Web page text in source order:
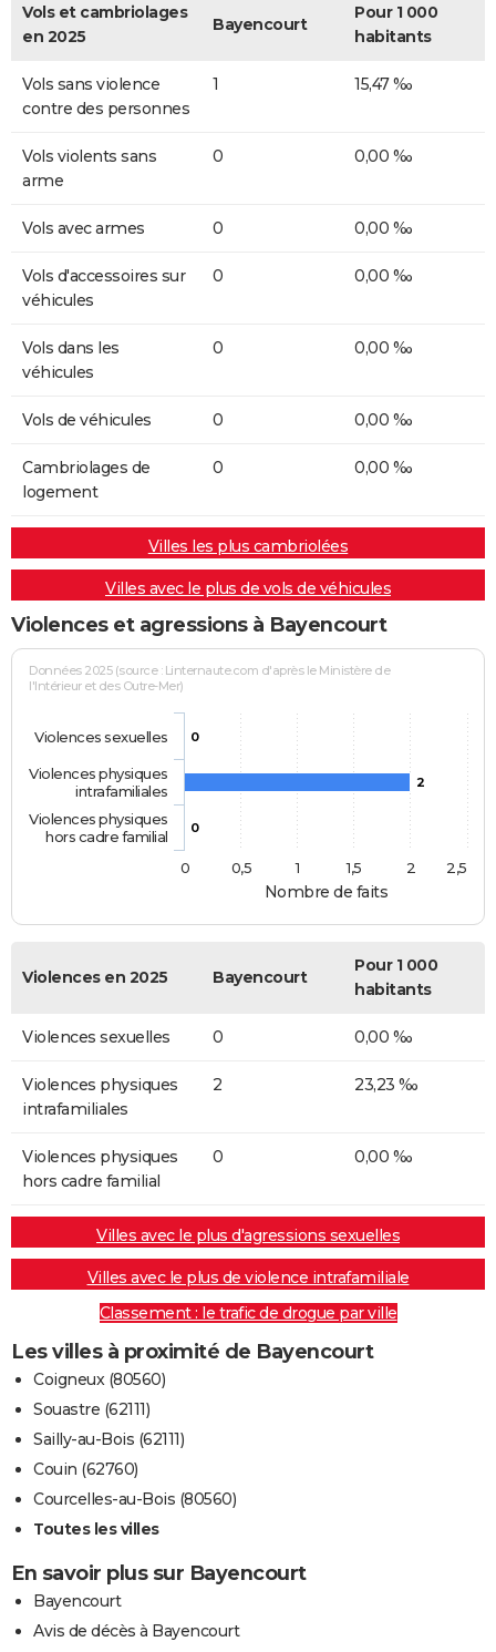
Vols et cambriolages
en 2025
Bayencourt
Pour 1 000
habitants
Vols sans violence
contre des personnes
1 15,47 ‰
Vols violents sans
arme
0 0,00 ‰
Vols avec armes 0 0,00 ‰
Vols d'accessoires sur
véhicules
0 0,00 ‰
Vols dans les
véhicules
0 0,00 ‰
Vols de véhicules 0 0,00 ‰
Cambriolages de
logement
0 0,00 ‰
Villes les plus cambriolées
Villes avec le plus de vols de véhicules
Violences et agressions à Bayencourt
Nombre de faits
Données 2025 (source : Linternaute.com d'après le Ministère de
l'Intérieur et des Outre-Mer)
0
2
0
Violences sexuelles
Violences physiques
intrafamiliales
Violences physiques
hors cadre familial
0
0,5 1 1,5 2 2,5
Violences en 2025 Bayencourt
Pour 1 000
habitants
Violences sexuelles 0 0,00 ‰
Violences physiques
intrafamiliales
2 23,23 ‰
Violences physiques
hors cadre familial
0 0,00 ‰
Villes avec le plus d'agressions sexuelles
Villes avec le plus de violence intrafamiliale
Classement : le trafic de drogue par ville
Les villes à proximité de Bayencourt
Coigneux (80560)
Souastre (62111)
Sailly-au-Bois (62111)
Couin (62760)
Courcelles-au-Bois (80560)
Toutes les villes
En savoir plus sur Bayencourt
Bayencourt
Avis de décès à Bayencourt